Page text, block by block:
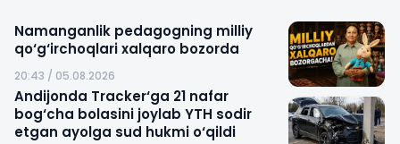
Namanganlik pedagogning milliy
qo‘g‘irchoqlari xalqaro bozorda
20:43 / 05.08.2026
Andijonda Tracker‘ga 21 nafar
bog‘cha bolasini joylab YTH sodir
etgan ayolga sud hukmi o‘qildi